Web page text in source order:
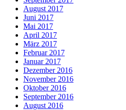
August 2017
Juni 2017
Mai 2017
April 2017
März 2017
Februar 2017
Januar 2017
Dezember 2016
November 2016
Oktober 2016
September 2016
August 2016